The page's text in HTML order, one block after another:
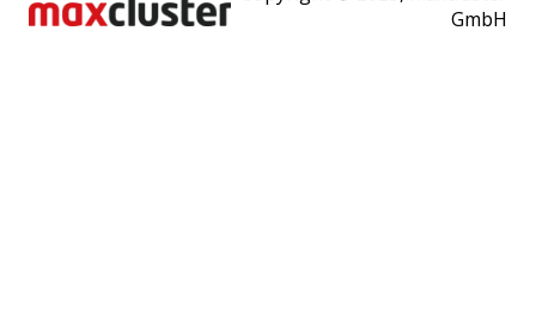
GmbH